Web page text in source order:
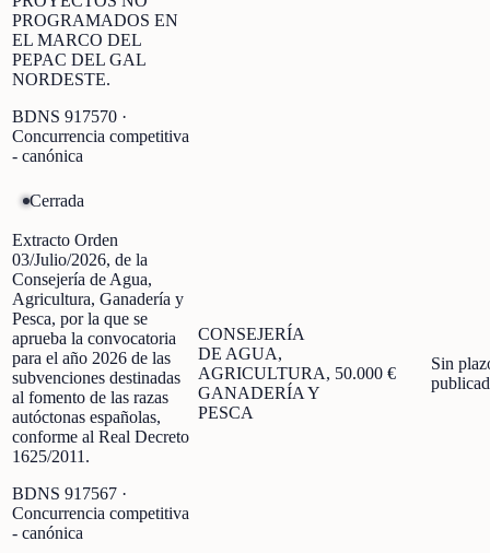
PROGRAMADOS EN
EL MARCO DEL
PEPAC DEL GAL
NORDESTE.
BDNS 917570 ·
Concurrencia competitiva
- canónica
Cerrada
Extracto Orden
03/Julio/2026, de la
Consejería de Agua,
Agricultura, Ganadería y
Pesca, por la que se
aprueba la convocatoria
para el año 2026 de las
subvenciones destinadas
al fomento de las razas
autóctonas españolas,
conforme al Real Decreto
1625/2011.
BDNS 917567 ·
Concurrencia competitiva
- canónica
CONSEJERÍA
DE AGUA,
AGRICULTURA,
GANADERÍA Y
PESCA
50.000 €
Sin